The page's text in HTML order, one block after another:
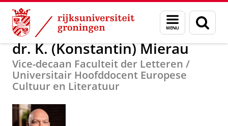
Skip
Content
Skip
Navigation
Menu
en
zoeken
Over ons dr. K. (Konstantin) Mierau
dr. K. (Konstantin) Mierau
Vice-decaan Faculteit der Letteren /
Universitair Hoofddocent Europese
Cultuur en Literatuur